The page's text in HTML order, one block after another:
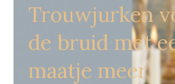
Trouwjurken
de bruid met
maatje meer